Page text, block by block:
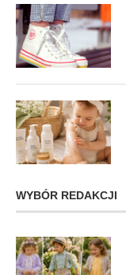
WYBÓR REDAKCJI